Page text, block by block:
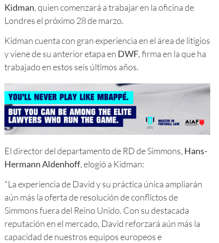
Kidman, quien comenzará a trabajar en la oficina de
Londres el próximo 28 de marzo.
Kidman cuenta con gran experiencia en el área de litigios
y viene de su anterior etapa en DWF, firma en la que ha
trabajado en estos seis últimos años.
El director del departamento de RD de Simmons, Hans-
Hermann Aldenhoff, elogió a Kidman:
"La experiencia de David y su práctica única ampliarán
aún más la oferta de resolución de conflictos de
Simmons fuera del Reino Unido. Con su destacada
reputación en el mercado, David reforzará aún más la
capacidad de nuestros equipos europeos e